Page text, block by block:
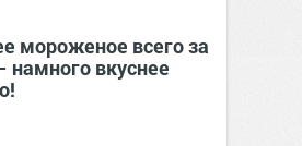
мороженое всего за
намного вкуснее